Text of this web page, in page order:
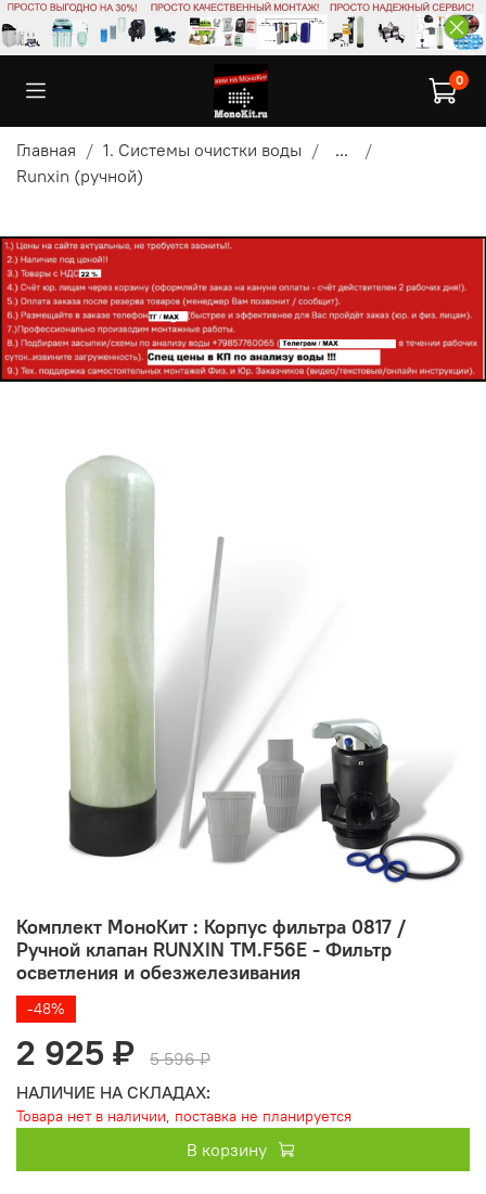
0
Главная 1. Системы очистки воды
...
Runxin (ручной)
Комплект МоноКит : Корпус фильтра 0817 /
Ручной клапан RUNXIN TM.F56E - Фильтр
осветления и обезжелезивания
-48%
2 925 ₽
5 596 ₽
НАЛИЧИЕ НА СКЛАДАХ:
Товара нет в наличии, поставка не планируется
В корзину